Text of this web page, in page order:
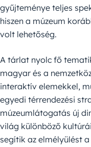
gyűjteménye teljes
hiszen a múzeum
volt lehetőség.
A tárlat nyolc fő
magyar és a
interaktív elemekkel,
egyedi térrendezési
múzeumlátogatás új
világ különböző
segítik az elmélyülést